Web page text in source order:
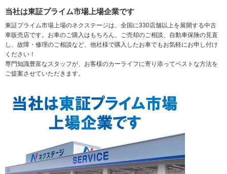
当社は東証プライム市場上場企業です
東証プライム市場上場のネクステージは、全国に330店舗以上を展開する中古
車販売店です。お車のご購入はもちろん、ご売却のご相談、自動車保険の見直
し、故障・修理のご相談など、他社様で購入したお車でもお気軽にお申し付け
ください！
専門知識豊富なスタッフが、お客様のカーライフに寄り添ってベストな方法を
ご提案させていただきます。